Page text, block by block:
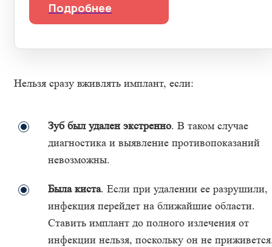
Подробнее
Нельзя сразу вживлять имплант, если:
Зуб был удален экстренно. В таком случае
диагностика и выявление противопоказаний
невозможны.
Была киста. Если при удалении ее разрушили,
инфекция перейдет на ближайшие области.
Ставить имплант до полного излечения от
инфекции нельзя, поскольку он не